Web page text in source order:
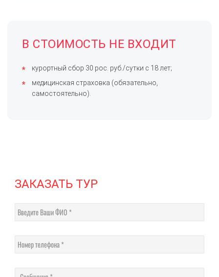
В СТОИМОСТЬ НЕ ВХОДИТ
курортный сбор 30 рос. руб./сутки с 18 лет;
медицинская страховка (обязательно,
самостоятельно).
ЗАКАЗАТЬ ТУР
Введите Ваши ФИО
Номер телефона